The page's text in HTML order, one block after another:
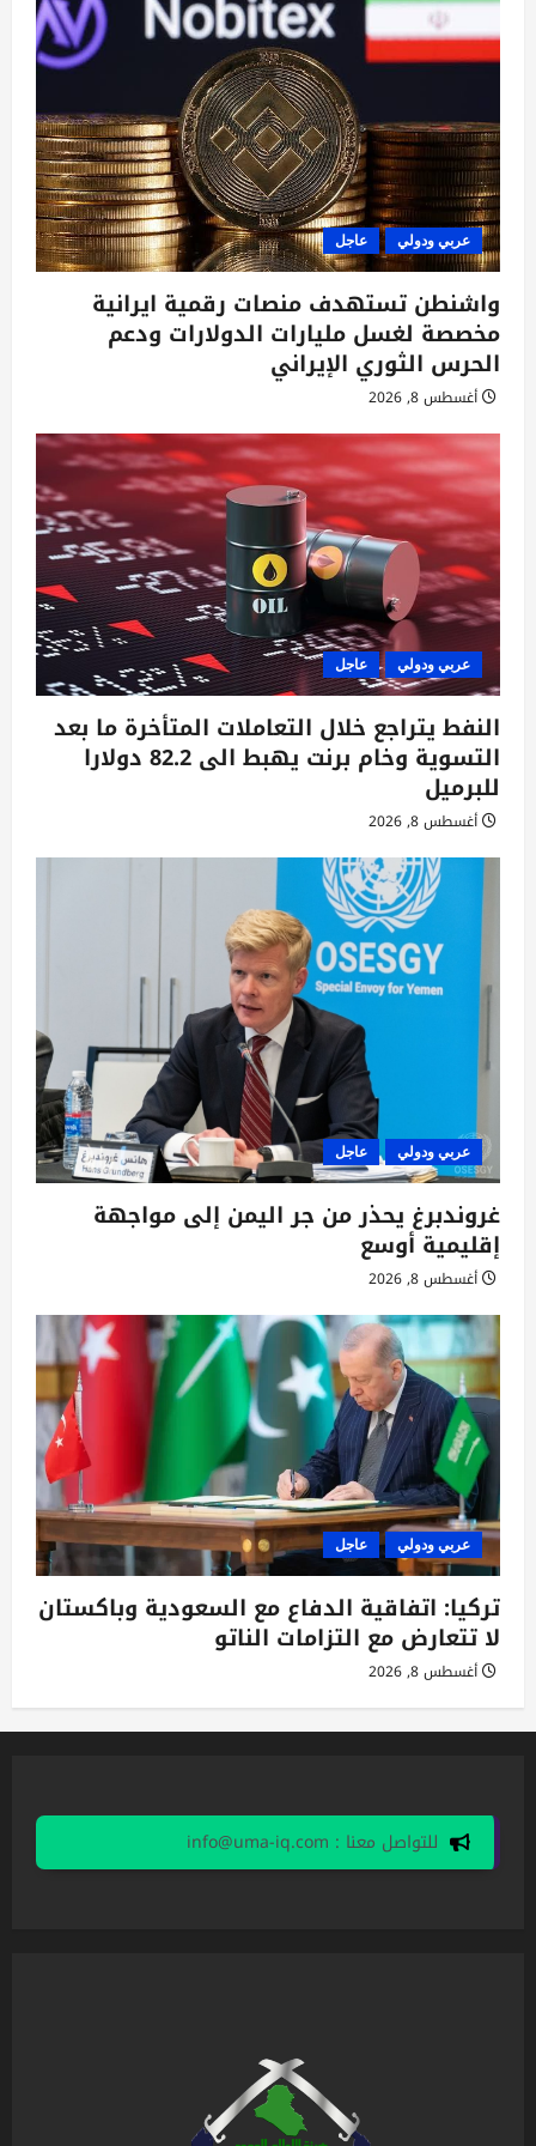
عربي ودولي عاجل
واشنطن تستهدف منصات رقمية ايرانية
مخصصة لغسل مليارات الدولارات ودعم
الحرس الثوري الإيراني
أغسطس 8, 2026
عربي ودولي عاجل
النفط يتراجع خلال التعاملات المتأخرة ما بعد
التسوية وخام برنت يهبط الى 82.2 دولارا
للبرميل
أغسطس 8, 2026
عربي ودولي عاجل
غروندبرغ يحذر من جر اليمن إلى مواجهة
إقليمية أوسع
أغسطس 8, 2026
عربي ودولي عاجل
تركيا: اتفاقية الدفاع مع السعودية وباكستان
لا تتعارض مع التزامات الناتو
أغسطس 8, 2026
للتواصل معنا : info@uma-iq.com